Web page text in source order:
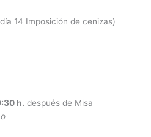
14 Imposición de cenizas)
h. después de Misa